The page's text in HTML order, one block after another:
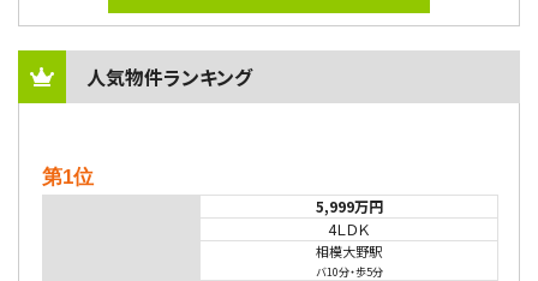
人気物件ランキング
第1位
5,999万円
4ＬＤＫ
相模大野駅
バ10分・歩5分